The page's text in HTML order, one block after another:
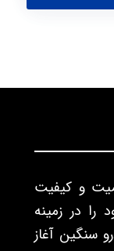
و کیفیت
در زمینه
سنگین آغاز